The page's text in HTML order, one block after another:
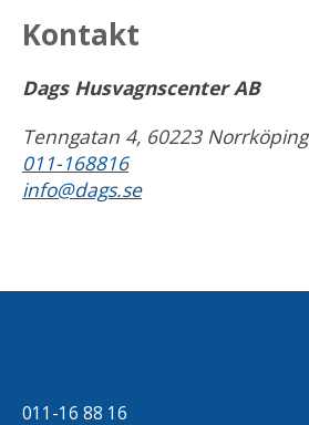
Kontakt
Dags Husvagnscenter AB
Tenngatan 4, 60223 Norrköping
011-168816
info@dags.se
011-16 88 16